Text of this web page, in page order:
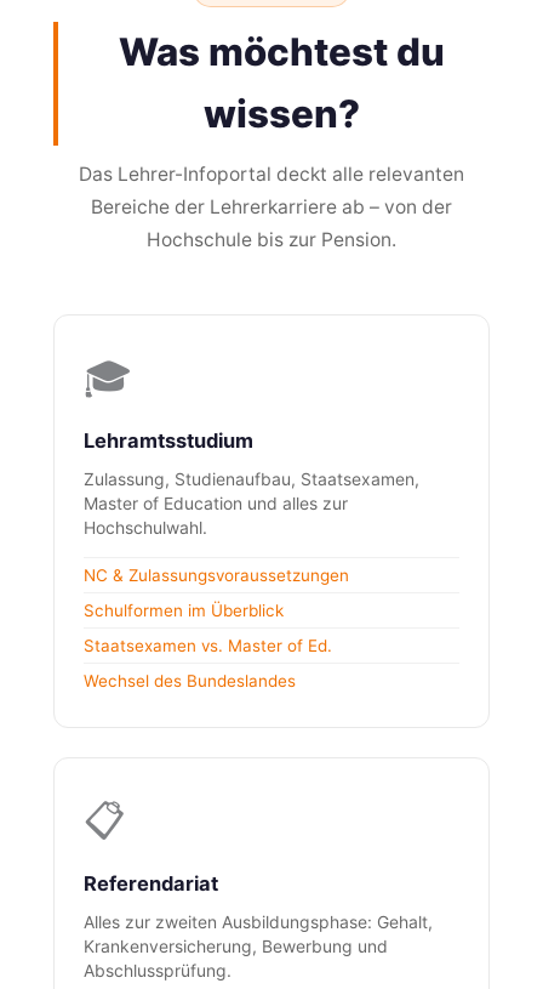
Was möchtest du
wissen?
Das Lehrer-Infoportal deckt alle relevanten
Bereiche der Lehrerkarriere ab – von der
Hochschule bis zur Pension.
🎓
Lehramtsstudium
Zulassung, Studienaufbau, Staatsexamen,
Master of Education und alles zur
Hochschulwahl.
NC & Zulassungsvoraussetzungen
Schulformen im Überblick
Staatsexamen vs. Master of Ed.
Wechsel des Bundeslandes
📋
Referendariat
Alles zur zweiten Ausbildungsphase: Gehalt,
Krankenversicherung, Bewerbung und
Abschlussprüfung.